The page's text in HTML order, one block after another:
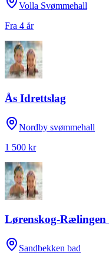
Volla Svømmehall
Fra 4 år
Ås Idrettslag
Nordby svømmehall
1 500 kr
Lørenskog-
Sandbekken bad